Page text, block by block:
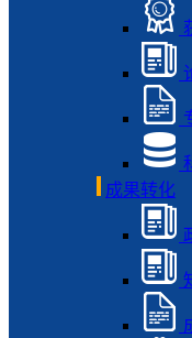
成果转化